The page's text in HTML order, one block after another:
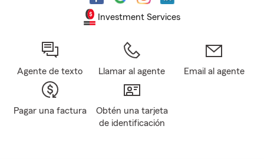
Investment Services
Agente de texto Llamar al agente Email al agente
Pagar una factura
Obtén una tarjeta
de identificación